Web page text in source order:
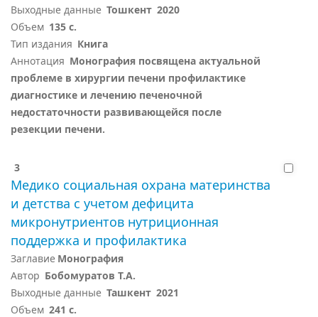
Выходные данные Тошкент 2020
Объем 135 с.
Тип издания Книга
Аннотация Монография посвящена актуальной
проблеме в хирургии печени профилактике
диагностике и лечению печеночной
недостаточности развивающейся после
резекции печени.
3
Медико социальная охрана материнства
и детства с учетом дефицита
микронутриентов нутриционная
поддержка и профилактика
Заглавие Монография
Автор Бобомуратов Т.А.
Выходные данные Ташкент 2021
Объем 241 с.